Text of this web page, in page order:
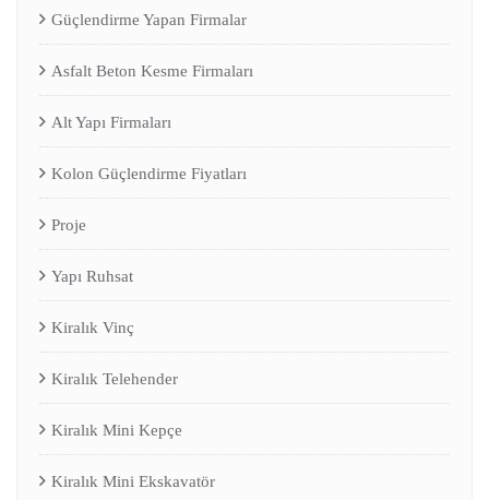
Güçlendirme Yapan Firmalar
Asfalt Beton Kesme Firmaları
Alt Yapı Firmaları
Kolon Güçlendirme Fiyatları
Proje
Yapı Ruhsat
Kiralık Vinç
Kiralık Telehender
Kiralık Mini Kepçe
Kiralık Mini Ekskavatör